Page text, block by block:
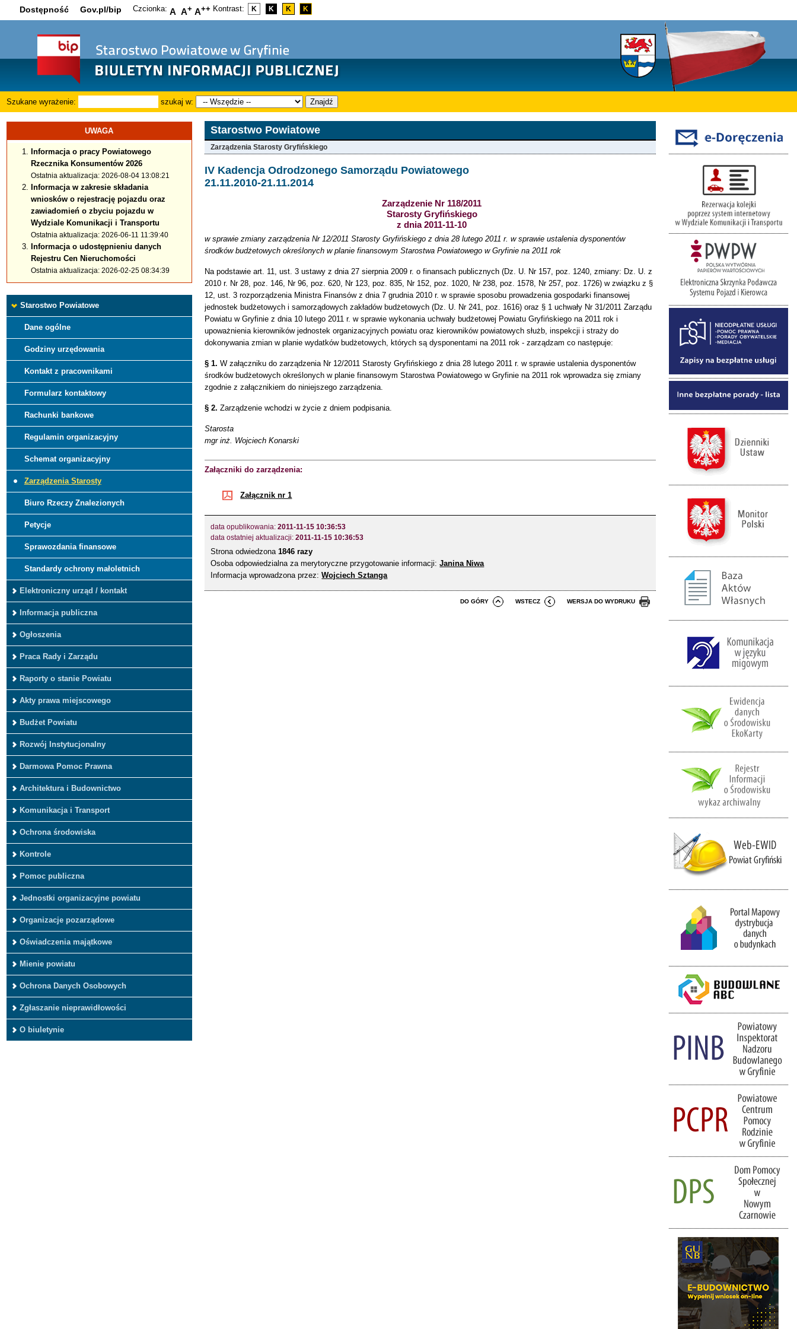
Dostępność Gov.pl/bip Czcionka: A A+ A++ Kontrast: K K K K
Szukane wyrażenie: szukaj w: Znajdź
UWAGA
Informacja o pracy Powiatowego
Rzecznika Konsumentów 2026
Ostatnia aktualizacja: 2026-08-04 13:08:21
Informacja w zakresie składania
wniosków o rejestrację pojazdu oraz
zawiadomień o zbyciu pojazdu w
Wydziale Komunikacji i Transportu
Ostatnia aktualizacja: 2026-06-11 11:39:40
Informacja o udostępnieniu danych
Rejestru Cen Nieruchomości
Ostatnia aktualizacja: 2026-02-25 08:34:39
Starostwo Powiatowe
Dane ogólne
Godziny urzędowania
Kontakt z pracownikami
Formularz kontaktowy
Rachunki bankowe
Regulamin organizacyjny
Schemat organizacyjny
Zarządzenia Starosty
Biuro Rzeczy Znalezionych
Petycje
Sprawozdania finansowe
Standardy ochrony małoletnich
Elektroniczny urząd / kontakt
Informacja publiczna
Ogłoszenia
Praca Rady i Zarządu
Raporty o stanie Powiatu
Akty prawa miejscowego
Budżet Powiatu
Rozwój Instytucjonalny
Darmowa Pomoc Prawna
Architektura i Budownictwo
Komunikacja i Transport
Ochrona środowiska
Kontrole
Pomoc publiczna
Jednostki organizacyjne powiatu
Organizacje pozarządowe
Oświadczenia majątkowe
Mienie powiatu
Ochrona Danych Osobowych
Zgłaszanie nieprawidłowości
O biuletynie
Starostwo Powiatowe
Zarządzenia Starosty Gryfińskiego
IV Kadencja Odrodzonego Samorządu Powiatowego
21.11.2010-21.11.2014
Zarządzenie Nr 118/2011
Starosty Gryfińskiego
z dnia 2011-11-10
w sprawie zmiany zarządzenia Nr 12/2011 Starosty Gryfińskiego z dnia 28 lutego 2011 r. w sprawie ustalenia dysponentów
środków budżetowych określonych w planie finansowym Starostwa Powiatowego w Gryfinie na 2011 rok
Na podstawie art. 11, ust. 3 ustawy z dnia 27 sierpnia 2009 r. o finansach publicznych (Dz. U. Nr 157, poz. 1240, zmiany: Dz. U. z
2010 r. Nr 28, poz. 146, Nr 96, poz. 620, Nr 123, poz. 835, Nr 152, poz. 1020, Nr 238, poz. 1578, Nr 257, poz. 1726) w związku z §
12, ust. 3 rozporządzenia Ministra Finansów z dnia 7 grudnia 2010 r. w sprawie sposobu prowadzenia gospodarki finansowej
jednostek budżetowych i samorządowych zakładów budżetowych (Dz. U. Nr 241, poz. 1616) oraz § 1 uchwały Nr 31/2011 Zarządu
Powiatu w Gryfinie z dnia 10 lutego 2011 r. w sprawie wykonania uchwały budżetowej Powiatu Gryfińskiego na 2011 rok i
upoważnienia kierowników jednostek organizacyjnych powiatu oraz kierowników powiatowych służb, inspekcji i straży do
dokonywania zmian w planie wydatków budżetowych, których są dysponentami na 2011 rok - zarządzam co następuje:
§ 1. W załączniku do zarządzenia Nr 12/2011 Starosty Gryfińskiego z dnia 28 lutego 2011 r. w sprawie ustalenia dysponentów
środków budżetowych określonych w planie finansowym Starostwa Powiatowego w Gryfinie na 2011 rok wprowadza się zmiany
zgodnie z załącznikiem do niniejszego zarządzenia.
§ 2. Zarządzenie wchodzi w życie z dniem podpisania.
Starosta
mgr inż. Wojciech Konarski
Załączniki do zarządzenia:
Załącznik nr 1
data opublikowania:2011-11-15 10:36:53
data ostatniej aktualizacji:2011-11-15 10:36:53
Strona odwiedzona1846 razy
Osoba odpowiedzialna za merytoryczne przygotowanie informacji:Janina Niwa
Informacja wprowadzona przez:Wojciech Sztanga
DO GÓRY WSTECZ WERSJA DO WYDRUKU